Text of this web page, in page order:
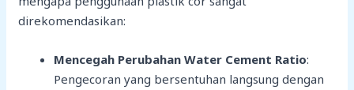
direkomendasikan:
Mencegah Perubahan Water Cement Ratio:
Pengecoran yang bersentuhan langsung dengan